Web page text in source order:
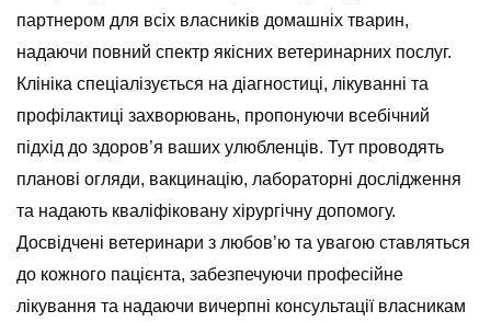
партнером для всіх власників домашніх тварин,
надаючи повний спектр якісних ветеринарних послуг.
Клініка спеціалізується на діагностиці, лікуванні та
профілактиці захворювань, пропонуючи всебічний
підхід до здоров’я ваших улюбленців. Тут проводять
планові огляди, вакцинацію, лабораторні дослідження
та надають кваліфіковану хірургічну допомогу.
Досвідчені ветеринари з любов’ю та увагою ставляться
до кожного пацієнта, забезпечуючи професійне
лікування та надаючи вичерпні консультації власникам